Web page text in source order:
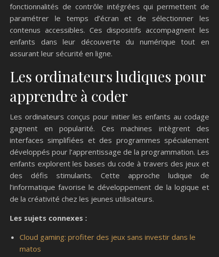
fonctionnalités de contrôle intégrées qui permettent de
paramétrer le temps d’écran et de sélectionner les
contenus accessibles. Ces dispositifs accompagnent les
enfants dans leur découverte du numérique tout en
assurant leur sécurité en ligne.
Les ordinateurs ludiques pour
apprendre à coder
Les ordinateurs conçus pour initier les enfants au codage
gagnent en popularité. Ces machines intègrent des
interfaces simplifiées et des programmes spécialement
développés pour l’apprentissage de la programmation. Les
enfants explorent les bases du code à travers des jeux et
des défis stimulants. Cette approche ludique de
l’informatique favorise le développement de la logique et
de la créativité chez les jeunes utilisateurs.
Les sujets connexes :
Cloud gaming: profiter des jeux sans investir dans le
matos